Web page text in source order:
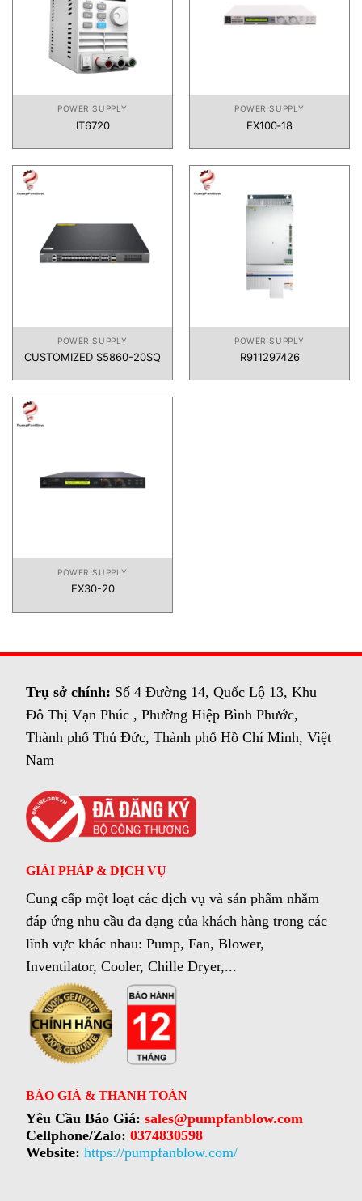
POWER SUPPLY
IT6720
POWER SUPPLY
EX100‑18
POWER SUPPLY
CUSTOMIZED S5860-20SQ
POWER SUPPLY
R911297426
POWER SUPPLY
EX30-20
Trụ sở chính: Số 4 Đường 14, Quốc Lộ 13, Khu
Đô Thị Vạn Phúc , Phường Hiệp Bình Phước,
Thành phố Thủ Đức, Thành phố Hồ Chí Minh, Việt
Nam
GIẢI PHÁP & DỊCH VỤ
Cung cấp một loạt các dịch vụ và sản phẩm nhằm
đáp ứng nhu cầu đa dạng của khách hàng trong các
lĩnh vực khác nhau: Pump, Fan, Blower,
Inventilator, Cooler, Chille Dryer,...
BÁO GIÁ & THANH TOÁN
Yêu Cầu Báo Giá: sales@pumpfanblow.com
Cellphone/Zalo: 0374830598
Website:https://pumpfanblow.com/